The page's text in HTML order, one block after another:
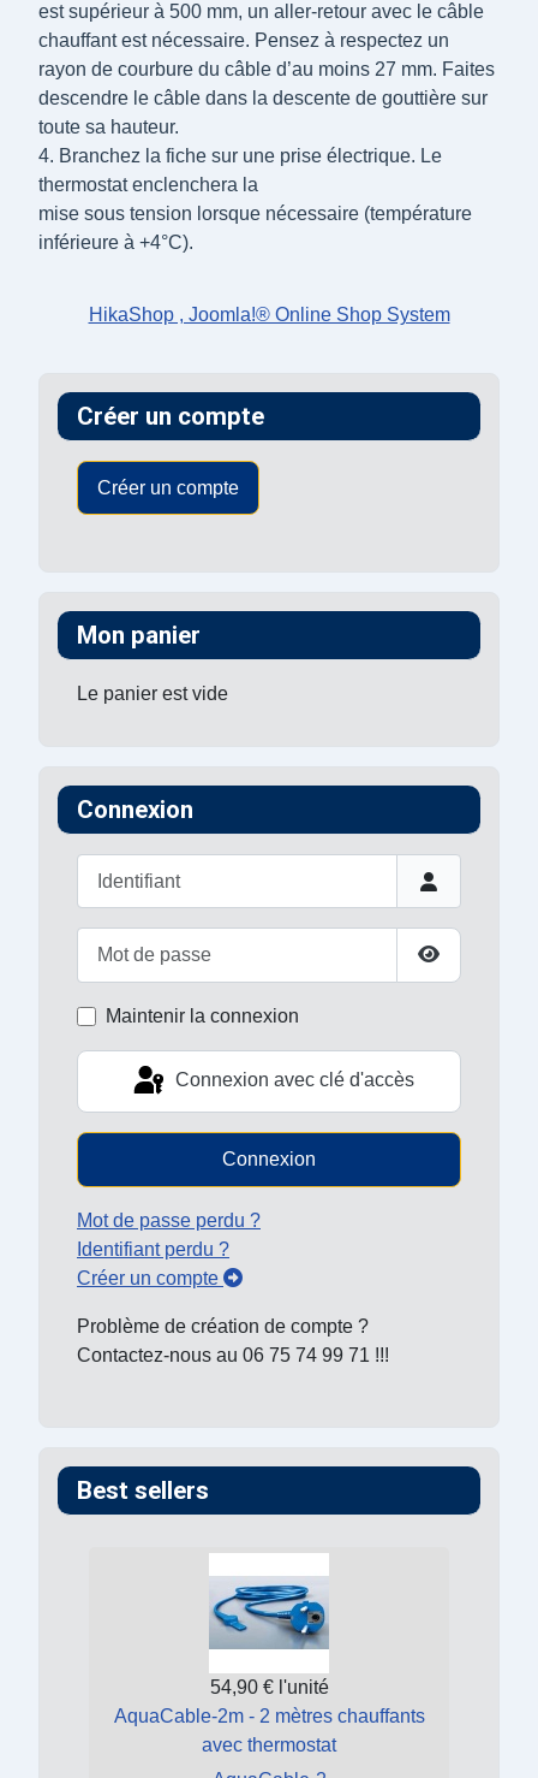
est supérieur à 500 mm, un aller-retour avec le câble
chauffant est nécessaire. Pensez à respectez un
rayon de courbure du câble d’au moins 27 mm. Faites
descendre le câble dans la descente de gouttière sur
toute sa hauteur.
4. Branchez la fiche sur une prise électrique. Le
thermostat enclenchera la
mise sous tension lorsque nécessaire (température
inférieure à +4°C).
HikaShop , Joomla!® Online Shop System
Créer un compte
Créer un compte
Mon panier
Le panier est vide
Connexion
Afficher le
Maintenir la connexion
Connexion avec clé d'accès
Connexion
Mot de passe perdu ?
Identifiant perdu ?
Créer un compte
Problème de création de compte ?
Contactez-nous au 06 75 74 99 71 !!!
Best sellers
54,90 € l'unité
AquaCable-2m - 2 mètres chauffants
avec thermostat